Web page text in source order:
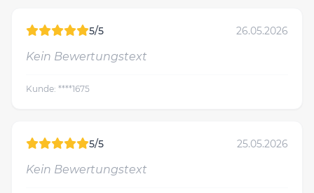
5/5 26.05.2026
Kein Bewertungstext
Kunde: ****1675
5/5 25.05.2026
Kein Bewertungstext